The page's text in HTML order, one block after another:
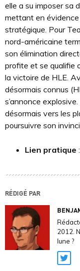
elle a su imposer sa
mettant en
stratégique. Pour
nord-américaine
son élimination
profite et se qualifie
la victoire de HLE.
désormais connus
s’annonce
désormais vers les
poursuivre son
Lien pratique :
RÉDIGÉ PAR
2012.
lune ?